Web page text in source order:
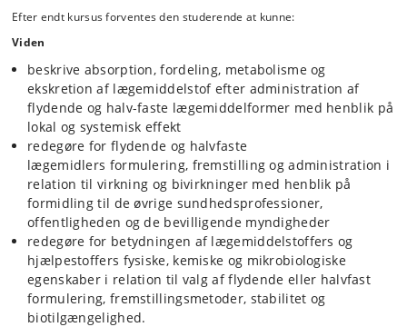
vil blive berørt. Under øvelserne føres laboratoriejournal og
tilhørende batchdokumentation. Alle arbejdsprocedurer vil foregå i
Efter endt kursus forventes den studerende at kunne:
Viden
beskrive absorption, fordeling, metabolisme og
ekskretion af lægemiddelstof efter administration af
flydende og halv-faste lægemiddelformer med henblik på
lokal og systemisk effekt
redegøre for flydende og halvfaste
lægemidlers formulering, fremstilling og administration i
relation til virkning og bivirkninger med henblik på
formidling til de øvrige sundhedsprofessioner,
offentligheden og de bevilligende myndigheder
redegøre for betydningen af lægemiddelstoffers og
hjælpestoffers fysiske, kemiske og mikrobiologiske
egenskaber i relation til valg af flydende eller halvfast
formulering, fremstillingsmetoder, stabilitet og
biotilgængelighed.